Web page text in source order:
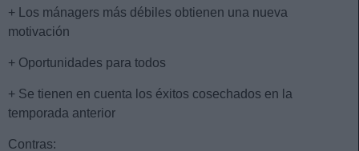
+ Los mánagers más débiles obtienen una nueva
motivación
+ Oportunidades para todos
+ Se tienen en cuenta los éxitos cosechados en la
temporada anterior
Contras: